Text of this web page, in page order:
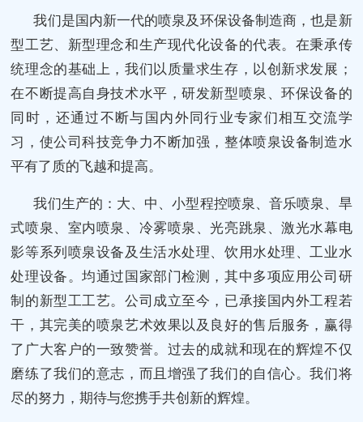
我们是国内新一代的喷泉及环保设备制造商，也是新
型工艺、新型理念和生产现代化设备的代表。在秉承传
统理念的基础上，我们以质量求生存，以创新求发展；
在不断提高自身技术水平，研发新型喷泉、环保设备的
同时，还通过不断与国内外同行业专家们相互交流学
习，使公司科技竞争力不断加强，整体喷泉设备制造水
平有了质的飞越和提高。
我们生产的：大、中、小型程控喷泉、音乐喷泉、旱
式喷泉、室内喷泉、冷雾喷泉、光亮跳泉、激光水幕电
影等系列喷泉设备及生活水处理、饮用水处理、工业水
处理设备。均通过国家部门检测，其中多项应用公司研
制的新型工工艺。公司成立至今，已承接国内外工程若
干，其完美的喷泉艺术效果以及良好的售后服务，赢得
了广大客户的一致赞誉。过去的成就和现在的辉煌不仅
磨练了我们的意志，而且增强了我们的自信心。我们将
尽的努力，期待与您携手共创新的辉煌。